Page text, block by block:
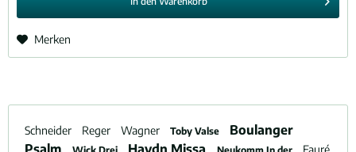
Merken
Schneider Reger Wagner Toby Valse
Boulanger
Psalm
Haydn Missa
Fauré